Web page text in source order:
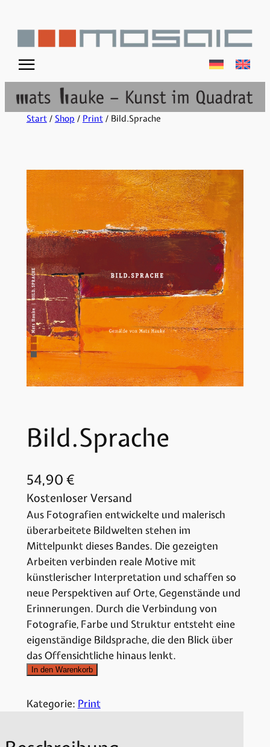
☰
Start/ Shop / Print/ Bild.Sprache
Bild.Sprache
54,90€
Kostenloser Versand
Aus Fotografien entwickelte und malerisch
überarbeitete Bildwelten stehen im
Mittelpunkt dieses Bandes. Die gezeigten
Arbeiten verbinden reale Motive mit
künstlerischer Interpretation und schaffen so
neue Perspektiven auf Orte, Gegenstände und
Erinnerungen. Durch die Verbindung von
Fotografie, Farbe und Struktur entsteht eine
eigenständige Bildsprache, die den Blick über
das Offensichtliche hinaus lenkt.
In den Warenkorb
Kategorie: Print